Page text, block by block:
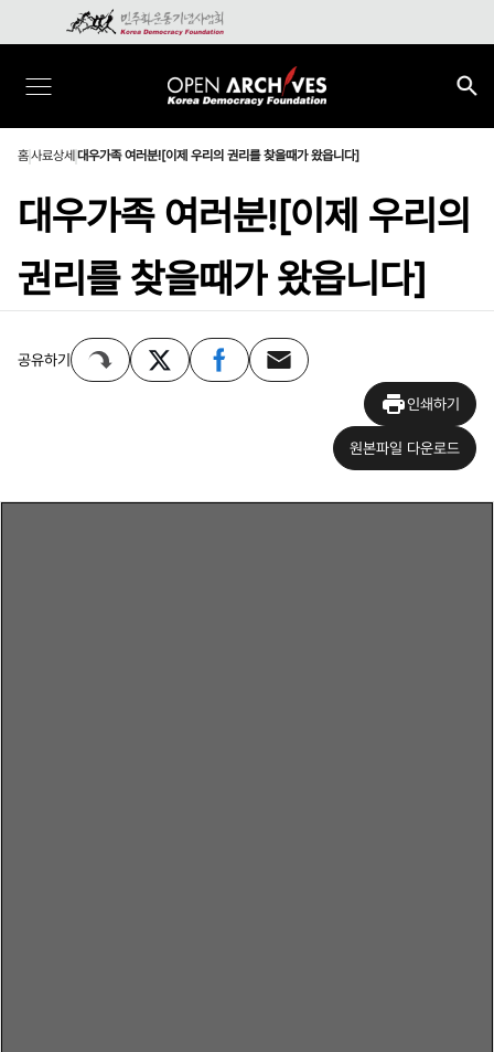
홈사료상세 대우가족 여러분![이제 우리의 권리를 찾을때가 왔읍니다]
대우가족 여러분![이제 우리의
권리를 찾을때가 왔읍니다]
공유하기
인쇄하기
원본파일 다운로드